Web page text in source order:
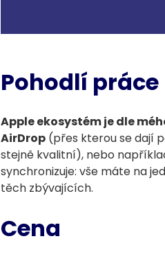
Pohodlí práce
Apple ekosystém je dle
AirDrop (přes kterou se dají
stejně kvalitní), nebo
synchronizuje: vše máte na
těch zbývajících.
Cena